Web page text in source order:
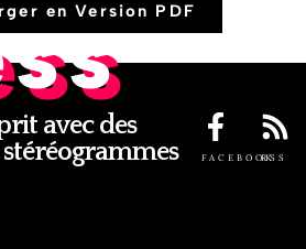
en Version PDF
avec des
FACEBOOKRSS